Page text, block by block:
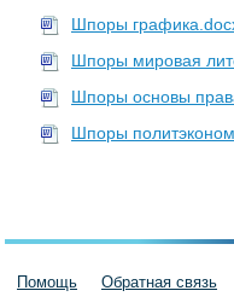
Шпоры
Шпоры мировая
Шпоры основы
Шпоры
Помощь Обратная связь